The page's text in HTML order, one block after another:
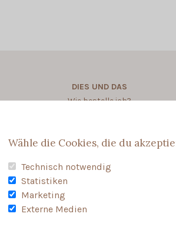
DIES UND DAS
Wie bestelle ich?
Wähle die Cookies, die du
Technisch notwendig
Statistiken
Marketing
Externe Medien